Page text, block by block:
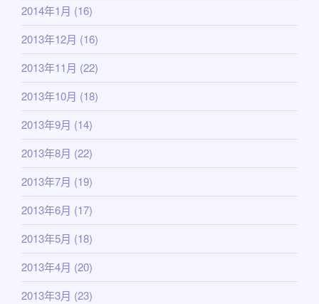
2014年1月 (16)
2013年12月 (16)
2013年11月 (22)
2013年10月 (18)
2013年9月 (14)
2013年8月 (22)
2013年7月 (19)
2013年6月 (17)
2013年5月 (18)
2013年4月 (20)
2013年3月 (23)